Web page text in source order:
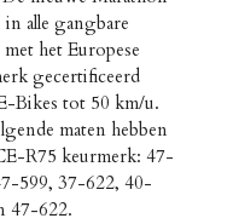
in alle gangbare
met het Europese
gecertificeerd
Bikes tot 50 km/u.
maten hebben
R75 keurmerk: 47-
599, 37-622, 40-
47-622.